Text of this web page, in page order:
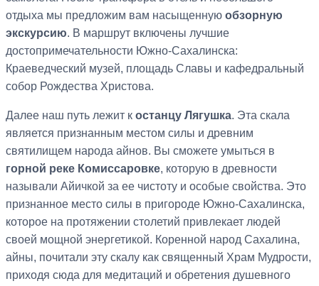
отдыха мы предложим вам насыщенную обзорную
экскурсию. В маршрут включены лучшие
достопримечательности Южно-Сахалинска:
Краеведческий музей, площадь Славы и кафедральный
собор Рождества Христова.
Далее наш путь лежит к останцу Лягушка. Эта скала
является признанным местом силы и древним
святилищем народа айнов. Вы сможете умыться в
горной реке Комиссаровке, которую в древности
называли Айичкой за ее чистоту и особые свойства. Это
признанное место силы в пригороде Южно-Сахалинска,
которое на протяжении столетий привлекает людей
своей мощной энергетикой. Коренной народ Сахалина,
айны, почитали эту скалу как священный Храм Мудрости,
приходя сюда для медитаций и обретения душевного